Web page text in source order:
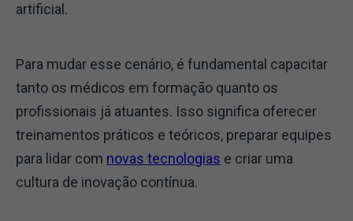
artificial.
Para mudar esse cenário, é fundamental capacitar
tanto os médicos em formação quanto os
profissionais já atuantes. Isso significa oferecer
treinamentos práticos e teóricos, preparar equipes
para lidar com novas tecnologias e criar uma
cultura de inovação contínua.